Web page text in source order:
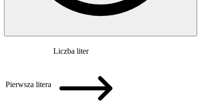
Pierwsza litera
Liczba liter